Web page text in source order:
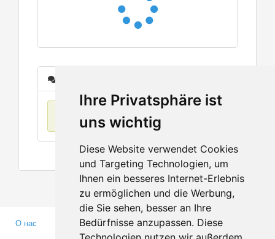
Ihre Privatsphäre ist
uns wichtig
Diese Website verwendet Cookies
und Targeting Technologien, um
Ihnen ein besseres Internet-Erlebnis
zu ermöglichen und die Werbung,
die Sie sehen, besser an Ihre
Bedürfnisse anzupassen. Diese
О нас
Партнерам